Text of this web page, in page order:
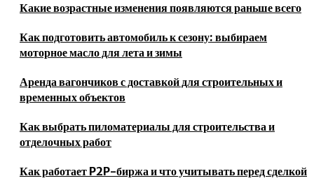
Какие возрастные изменения появляются раньше всего
Как подготовить автомобиль к сезону: выбираем
моторное масло для лета и зимы
Аренда вагончиков с доставкой для строительных и
временных объектов
Как выбрать пиломатериалы для строительства и
отделочных работ
Как работает P2P-биржа и что учитывать перед сделкой